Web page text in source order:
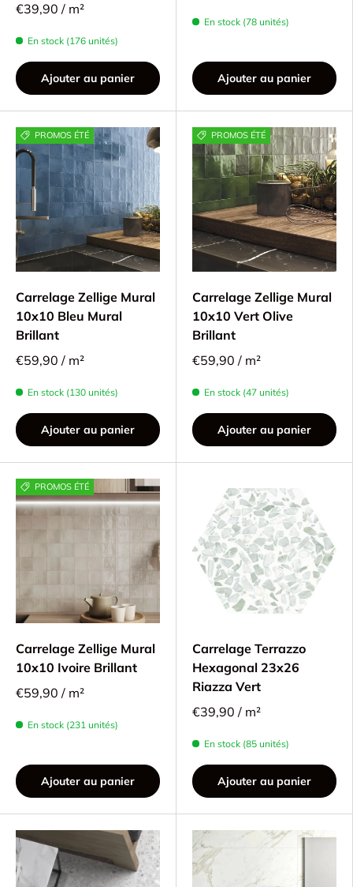
€39,90 / m²
En stock (176 unités)
Ajouter au panier
En stock (78 unités)
Ajouter au panier
PROMOS ÉTÉ
Carrelage Zellige Mural
10x10 Bleu Mural
Brillant
€59,90 / m²
En stock (130 unités)
Ajouter au panier
PROMOS ÉTÉ
Carrelage Zellige Mural
10x10 Vert Olive
Brillant
€59,90 / m²
En stock (47 unités)
Ajouter au panier
PROMOS ÉTÉ
Carrelage Zellige Mural
10x10 Ivoire Brillant
€59,90 / m²
En stock (231 unités)
Ajouter au panier
Carrelage Terrazzo
Hexagonal 23x26
Riazza Vert
€39,90 / m²
En stock (85 unités)
Ajouter au panier